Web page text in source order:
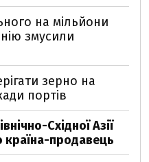
на мільйони
змусили
зерно на
портів
Східної Азії
країна-продавець